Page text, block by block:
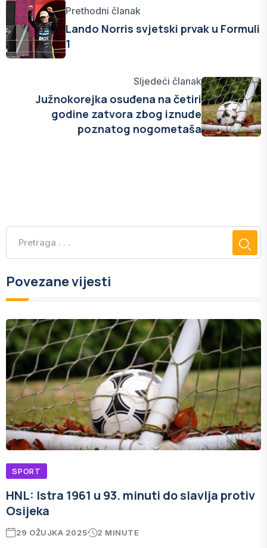
Prethodni članak
Lando Norris svjetski prvak u Formuli
1
Sljedeći članak
Južnokorejka osuđena na četiri
godine zatvora zbog iznude
poznatog nogometaša
Povezane vijesti
SPORT
HNL: Istra 1961 u 93. minuti do slavlja protiv
Osijeka
29 OŽUJKA 2025 2 MINUTE